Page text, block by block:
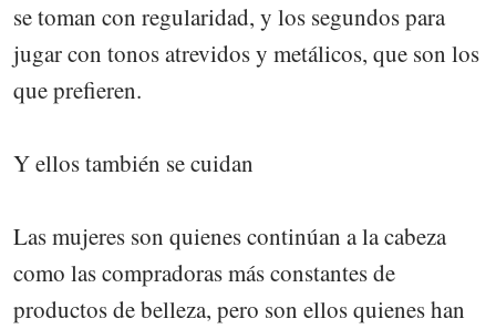
se toman con regularidad, y los segundos para
jugar con tonos atrevidos y metálicos, que son los
que prefieren.
Y ellos también se cuidan
Las mujeres son quienes continúan a la cabeza
como las compradoras más constantes de
productos de belleza, pero son ellos quienes han